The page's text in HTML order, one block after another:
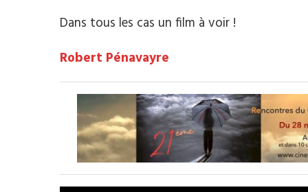
Dans tous les cas un film à voir !
Robert Pénavayre